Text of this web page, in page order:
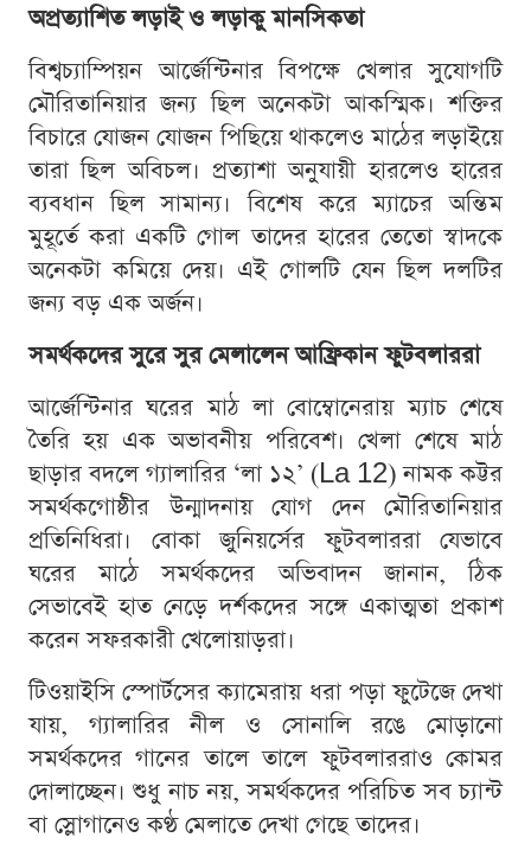
অপ্রত্যাশিত লড়াই ও লড়াকু মানসিকতা
বিশ্বচ্যাম্পিয়ন আর্জেন্টিনার বিপক্ষে খেলার সুযোগটি
মৌরিতানিয়ার জন্য ছিল অনেকটা আকস্মিক। শক্তির
বিচারে যোজন যোজন পিছিয়ে থাকলেও মাঠের লড়াইয়ে
তারা ছিল অবিচল। প্রত্যাশা অনুযায়ী হারলেও হারের
ব্যবধান ছিল সামান্য। বিশেষ করে ম্যাচের অন্তিম
মুহূর্তে করা একটি গোল তাদের হারের তেতো স্বাদকে
অনেকটা কমিয়ে দেয়। এই গোলটি যেন ছিল দলটির
জন্য বড় এক অর্জন।
সমর্থকদের সুরে সুর মেলালেন আফ্রিকান ফুটবলাররা
আর্জেন্টিনার ঘরের মাঠ লা বোম্বোনেরায় ম্যাচ শেষে
তৈরি হয় এক অভাবনীয় পরিবেশ। খেলা শেষে মাঠ
ছাড়ার বদলে গ্যালারির ‘লা ১২’ (La 12) নামক কট্টর
সমর্থকগোষ্ঠীর উন্মাদনায় যোগ দেন মৌরিতানিয়ার
প্রতিনিধিরা। বোকা জুনিয়র্সের ফুটবলাররা যেভাবে
ঘরের মাঠে সমর্থকদের অভিবাদন জানান, ঠিক
সেভাবেই হাত নেড়ে দর্শকদের সঙ্গে একাত্মতা প্রকাশ
করেন সফরকারী খেলোয়াড়রা।
টিওয়াইসি স্পোর্টসের ক্যামেরায় ধরা পড়া ফুটেজে দেখা
যায়, গ্যালারির নীল ও সোনালি রঙে মোড়ানো
সমর্থকদের গানের তালে তালে ফুটবলাররাও কোমর
দোলাচ্ছেন। শুধু নাচ নয়, সমর্থকদের পরিচিত সব চ্যান্ট
বা স্লোগানেও কণ্ঠ মেলাতে দেখা গেছে তাদের।